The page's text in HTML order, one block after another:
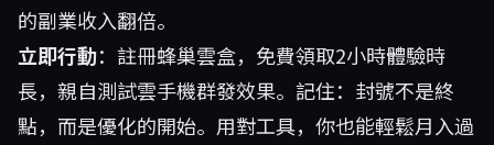
的副業收入翻倍。
立即行動：註冊蜂巢雲盒，免費領取2小時體驗時
長，親自測試雲手機群發效果。記住：封號不是終
點，而是優化的開始。用對工具，你也能輕鬆月入過